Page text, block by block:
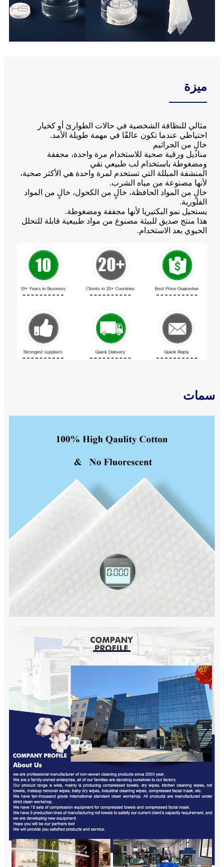
ميزة
مثالي للنظافة الشخصية في حالات الطوارئ أو كخيار
احتياطي عندما تكون عالقًا في مهمة طويلة الأمد.
خالٍ من الجراثيم
مناديل ورقية صحية للاستخدام مرة واحدة، مجففة
ومضغوطة باستخدام لب طبيعي نقي
المنشفة المبللة التي تستخدم لمرة واحدة هي الأكثر صحية،
لأنها مصنوعة من مياه الشرب.
خالٍ من المواد الحافظة، خالٍ من الكحول، خالٍ من المواد
الفلورية.
يستحيل نمو البكتيريا لأنها مجففة ومضغوطة.
هذا منتج صديق للبيئة مصنوع من مواد طبيعية قابلة للتحلل
الحيوي بعد الاستخدام.
سمات